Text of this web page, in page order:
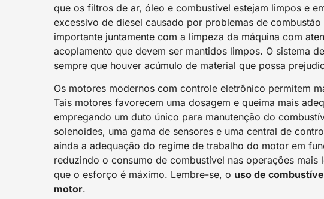
que os filtros de ar, óleo e combustível estejam limpos e
excessivo de diesel causado por problemas de
importante juntamente com a limpeza da máquina com
acoplamento que devem ser mantidos limpos. O sistema
sempre que houver acúmulo de material que possa
Os motores modernos com controle eletrônico permitem
Tais motores favorecem uma dosagem e queima mais
empregando um duto único para manutenção do
solenoides, uma gama de sensores e uma central de
ainda a adequação do regime de trabalho do motor em
reduzindo o consumo de combustível nas operações mais
que o esforço é máximo. Lembre-se, o uso de
motor.